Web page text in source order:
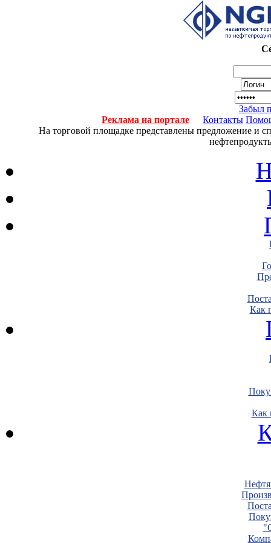
Забыл
Реклама на портале
Контакты
На торговой площадке представлены предложение и
Как
Как